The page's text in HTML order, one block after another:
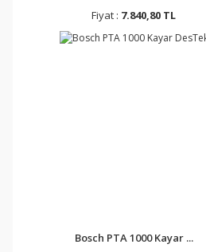
Fiyat : 7.840,80 TL
Bosch PTA 1000 Kayar ...